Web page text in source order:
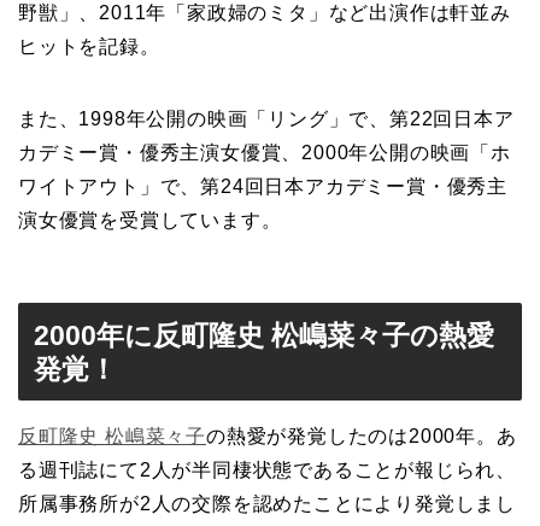
野獣」、2011年「家政婦のミタ」など出演作は軒並み
ヒットを記録。
また、1998年公開の映画「リング」で、第22回日本ア
カデミー賞・優秀主演女優賞、2000年公開の映画「ホ
ワイトアウト」で、第24回日本アカデミー賞・優秀主
演女優賞を受賞しています。
2000年に反町隆史 松嶋菜々子の熱愛
発覚！
反町隆史 松嶋菜々子の熱愛が発覚したのは2000年。あ
る週刊誌にて2人が半同棲状態であることが報じられ、
所属事務所が2人の交際を認めたことにより発覚しまし